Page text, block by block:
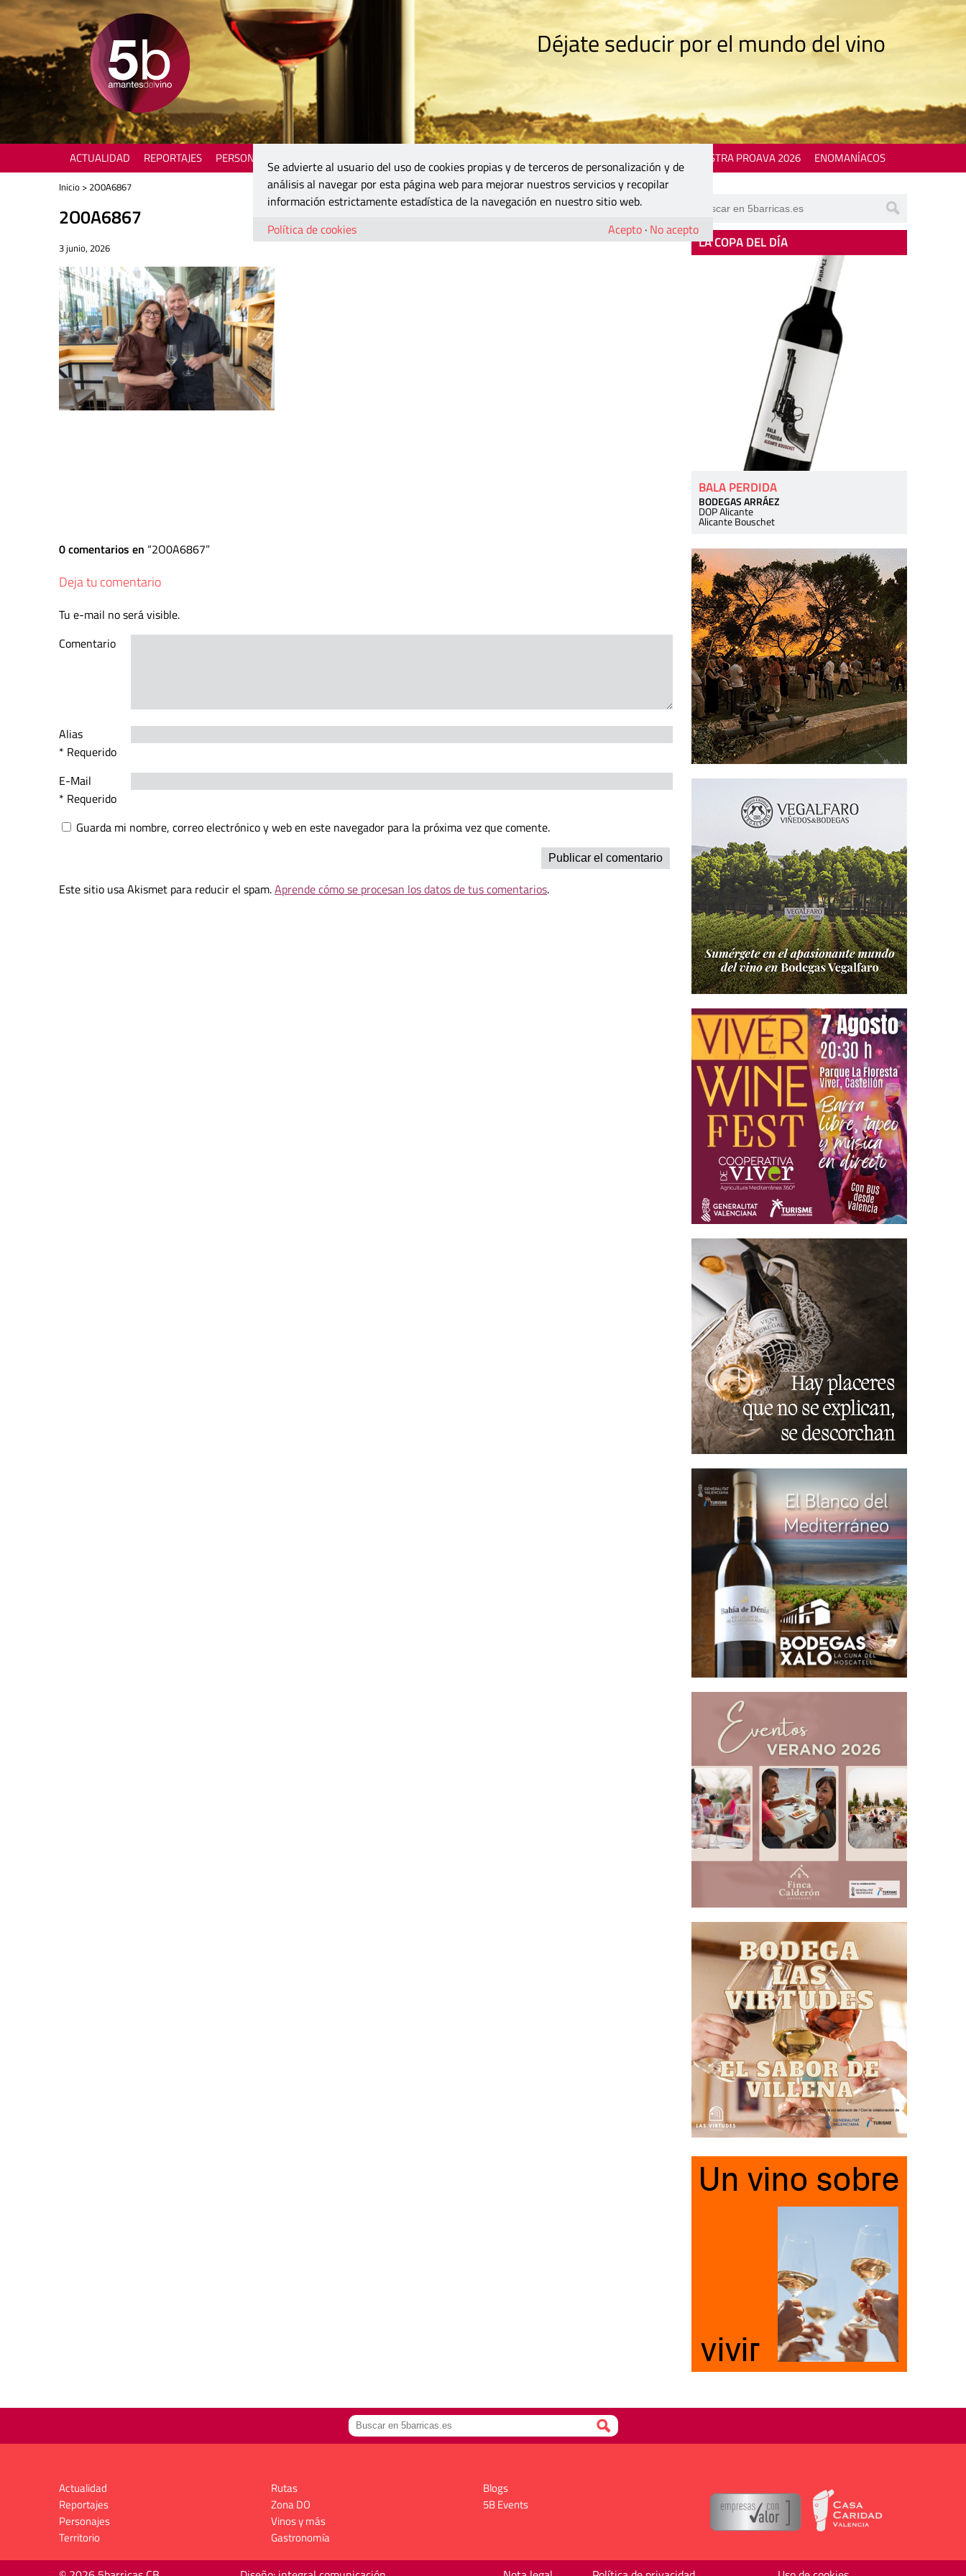
Déjate seducir por el mundo del vino
ACTUALIDAD REPORTAJES PERSONAJES MOSTRA PROAVA 2026 ENOMANÍACOS
Inicio > 2O0A6867
2O0A6867
3 junio, 2026
0 comentarios en 2O0A6867
Deja tu comentario
Tu e-mail no será visible.
Comentario
Alias
* Requerido
E-Mail
* Requerido
Guarda mi nombre, correo electrónico y web en este navegador para la próxima vez que comente.
Este sitio usa Akismet para reducir el spam.Aprende cómo se procesan los datos de tus comentarios.
LA COPA DEL DÍA
BALA PERDIDA
BODEGAS ARRÁEZ
DOP Alicante
Alicante Bouschet
Actualidad
Reportajes
Personajes
Territorio
Rutas
Zona DO
Vinos y más
Gastronomía
Blogs
5B Events
Se advierte al usuario del uso de cookies propias y de terceros de personalización y de
análisis al navegar por esta página web para mejorar nuestros servicios y recopilar
información estrictamente estadística de la navegación en nuestro sitio web.
Política de cookies
Acepto · No acepto